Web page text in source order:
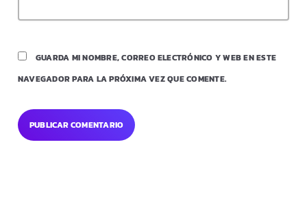
GUARDA MI NOMBRE, CORREO ELECTRÓNICO Y WEB EN ESTE
NAVEGADOR PARA LA PRÓXIMA VEZ QUE COMENTE.